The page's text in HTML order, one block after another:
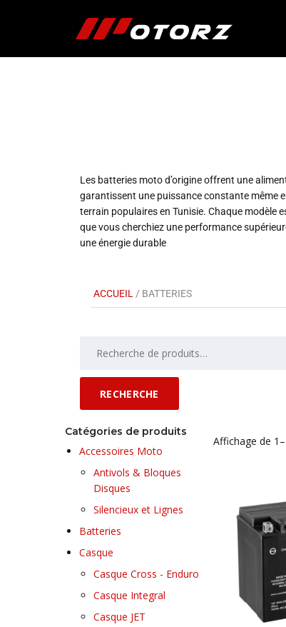
Les batteries moto d’origine offrent une
garantissent une puissance constante même
terrain populaires en Tunisie. Chaque modèle
que vous cherchiez une performance
une énergie durable
ACCUEIL / BATTERIES
RECHERCHE
Catégories de produits
Accessoires Moto
Antivols & Bloques
Disques
Silencieux et Lignes
Batteries
Casque
Casque Cross - Enduro
Casque Integral
Casque JET
Affichage de